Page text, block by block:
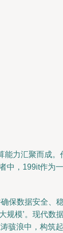
能力汇聚而成
中，199it作为
保数据安全、
规模’。现代数
骇浪中，构筑